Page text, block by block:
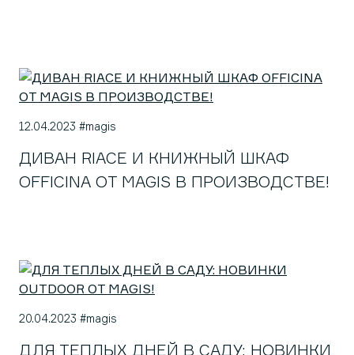
12.04.2023 #magis
ДИВАН RIACE И КНИЖНЫЙ ШКАФ
OFFICINA ОТ MAGIS В ПРОИЗВОДСТВЕ!
20.04.2023 #magis
ДЛЯ ТЕПЛЫХ ДНЕЙ В САДУ: НОВИНКИ